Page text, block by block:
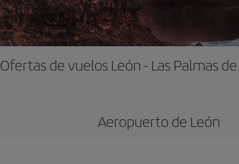
Ofertas de vuelos León - Las Palmas
Aeropuerto de León